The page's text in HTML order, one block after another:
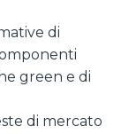
di
green e di
di mercato